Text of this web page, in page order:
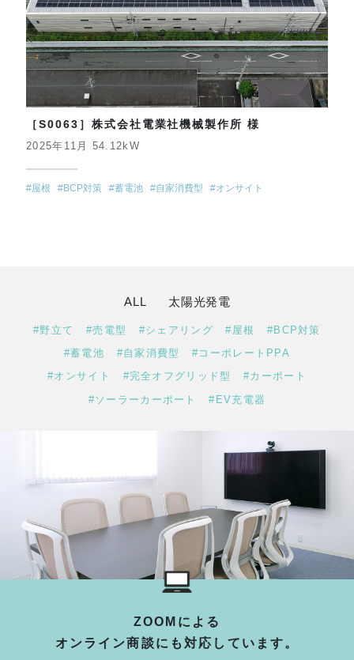
［S0063］株式会社電業社機械製作所 様
2025年11月 54.12kW
#屋根 #BCP対策 #蓄電池 #自家消費型 #オンサイト
ALL 太陽光発電
#野立て #売電型 #シェアリング #屋根
#BCP対策
#蓄電池
#自家消費型
#コーポレートPPA
#オンサイト
#完全オフグリッド型
#カーポート
#ソーラーカーポート
#EV充電器
ZOOMによる
オンライン商談にも対応しています。